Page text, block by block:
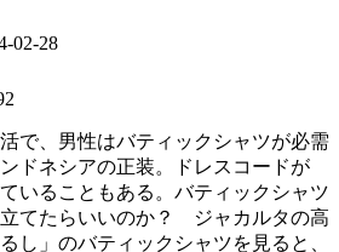
02-28
で、男性はバティックシャツが必需
ドネシアの正装。ドレスコードが
いることもある。バティックシャツ
てたらいいのか？ ジャカルタの高
し」のバティックシャツを見ると、